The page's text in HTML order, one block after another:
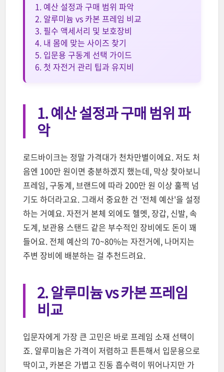
1. 예산 설정과 구매 범위 파악
2. 알루미늄 vs 카본 프레임 비교
3. 필수 액세서리 및 보호장비
4. 내 몸에 맞는 사이즈 찾기
5. 입문용 구동계 선택 가이드
6. 첫 자전거 관리 팁과 유지비
1. 예산 설정과 구매 범위 파
악
로드바이크는 정말 가격대가 천차만별이에요. 저도 처
음엔 100만 원이면 충분하겠지 했는데, 막상 찾아보니
프레임, 구동계, 브랜드에 따라 200만 원 이상 훌쩍 넘
기도 하더라고요. 그래서 중요한 건 '전체 예산'을 설정
하는 거예요. 자전거 본체 외에도 헬멧, 장갑, 신발, 속
도계, 보관용 스탠드 같은 부수적인 장비에도 돈이 꽤
들어요. 전체 예산의 70~80%는 자전거에, 나머지는
주변 장비에 배분하는 걸 추천드려요.
2. 알루미늄 vs 카본 프레임
비교
입문자에게 가장 큰 고민은 바로 프레임 소재 선택이
죠. 알루미늄은 가격이 저렴하고 튼튼해서 입문용으로
딱이고, 카본은 가볍고 진동 흡수력이 뛰어나지만 가